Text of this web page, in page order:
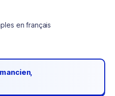
en français